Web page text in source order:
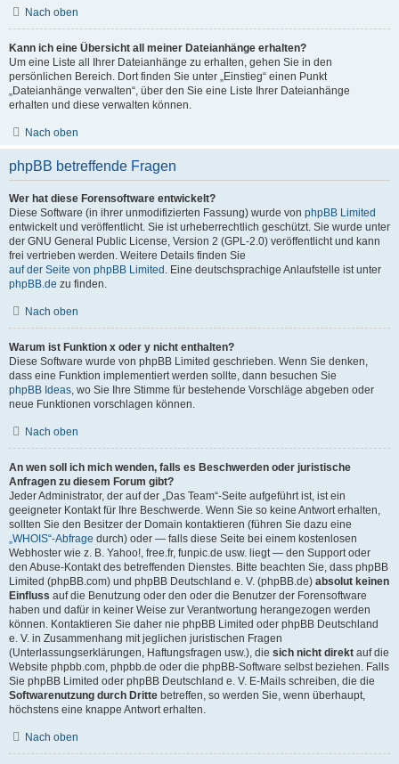
Nach oben
Kann ich eine Übersicht all meiner Dateianhänge erhalten?
Um eine Liste all Ihrer Dateianhänge zu erhalten, gehen Sie in den
persönlichen Bereich. Dort finden Sie unter „Einstieg“ einen Punkt
„Dateianhänge verwalten“, über den Sie eine Liste Ihrer Dateianhänge
erhalten und diese verwalten können.
Nach oben
phpBB betreffende Fragen
Wer hat diese Forensoftware entwickelt?
Diese Software (in ihrer unmodifizierten Fassung) wurde von phpBB Limited
entwickelt und veröffentlicht. Sie ist urheberrechtlich geschützt. Sie wurde unter
der GNU General Public License, Version 2 (GPL-2.0) veröffentlicht und kann
frei vertrieben werden. Weitere Details finden Sie
auf der Seite von phpBB Limited . Eine deutschsprachige Anlaufstelle ist unter
phpBB.de zu finden.
Nach oben
Warum ist Funktion x oder y nicht enthalten?
Diese Software wurde von phpBB Limited geschrieben. Wenn Sie denken,
dass eine Funktion implementiert werden sollte, dann besuchen Sie
phpBB Ideas, wo Sie Ihre Stimme für bestehende Vorschläge abgeben oder
neue Funktionen vorschlagen können.
Nach oben
An wen soll ich mich wenden, falls es Beschwerden oder juristische
Anfragen zu diesem Forum gibt?
Jeder Administrator, der auf der „Das Team“-Seite aufgeführt ist, ist ein
geeigneter Kontakt für Ihre Beschwerde. Wenn Sie so keine Antwort erhalten,
sollten Sie den Besitzer der Domain kontaktieren (führen Sie dazu eine
„WHOIS“-Abfrage durch) oder — falls diese Seite bei einem kostenlosen
Webhoster wie z. B. Yahoo!, free.fr, funpic.de usw. liegt — den Support oder
den Abuse-Kontakt des betreffenden Dienstes. Bitte beachten Sie, dass phpBB
Limited (phpBB.com) und phpBB Deutschland e. V. (phpBB.de) absolut keinen
Einfluss auf die Benutzung oder den oder die Benutzer der Forensoftware
haben und dafür in keiner Weise zur Verantwortung herangezogen werden
können. Kontaktieren Sie daher nie phpBB Limited oder phpBB Deutschland
e. V. in Zusammenhang mit jeglichen juristischen Fragen
(Unterlassungserklärungen, Haftungsfragen usw.), die sich nicht direkt auf die
Website phpbb.com, phpbb.de oder die phpBB-Software selbst beziehen. Falls
Sie phpBB Limited oder phpBB Deutschland e. V. E-Mails schreiben, die die
Softwarenutzung durch Dritte betreffen, so werden Sie, wenn überhaupt,
höchstens eine knappe Antwort erhalten.
Nach oben